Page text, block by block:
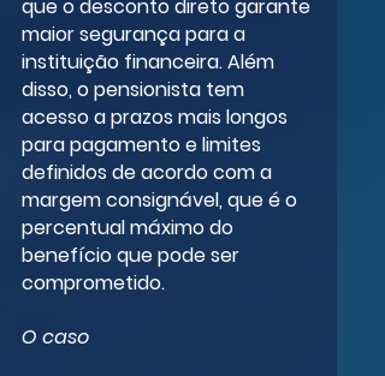
que o desconto direto garante
maior segurança para a
instituição financeira. Além
disso, o pensionista tem
acesso a prazos mais longos
para pagamento e limites
definidos de acordo com a
margem consignável, que é o
percentual máximo do
benefício que pode ser
comprometido.
O caso